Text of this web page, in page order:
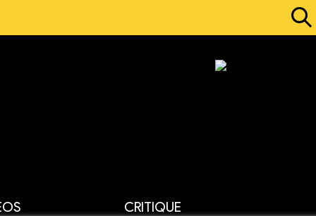
CRITIQUE